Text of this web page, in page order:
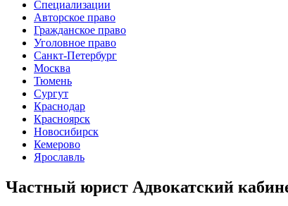
Специализации
Авторское право
Гражданское право
Уголовное право
Санкт-Петербург
Москва
Тюмень
Сургут
Краснодар
Красноярск
Новосибирск
Кемерово
Ярославль
Частный юрист Адвокатский